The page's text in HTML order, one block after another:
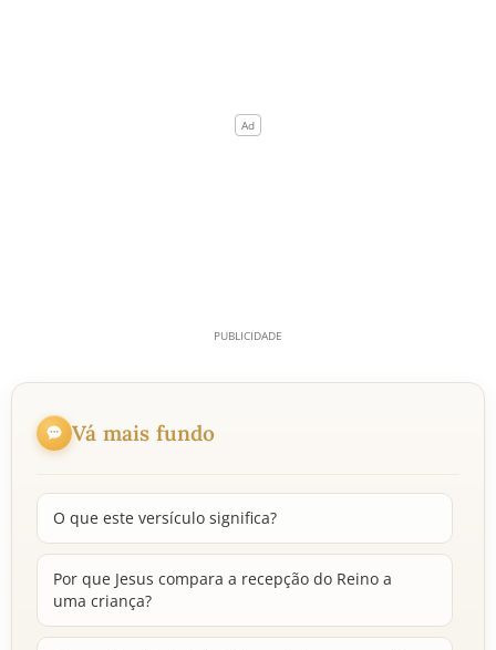
Vá mais fundo
O que este versículo significa?
Por que Jesus compara a recepção do Reino a
uma criança?